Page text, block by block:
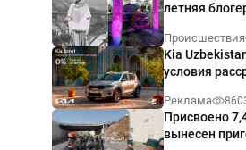
летняя
Происшествия
Kia
условия
годовых
Реклама
Присвоено
вынесен